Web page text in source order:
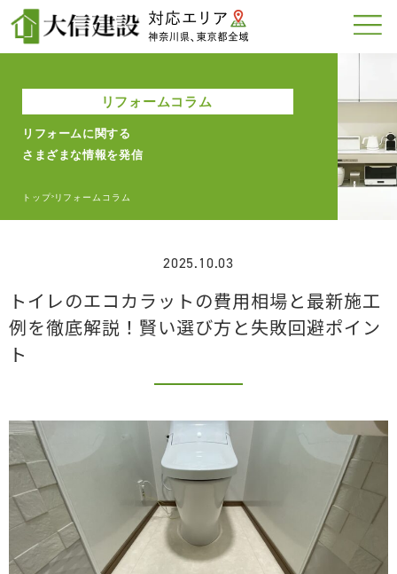
リフォームコラム
リフォームに関する
さまざまな情報を発信
トップ>リフォームコラム
2025.10.03
トイレのエコカラットの費用相場と最新施工
例を徹底解説！賢い選び方と失敗回避ポイン
ト